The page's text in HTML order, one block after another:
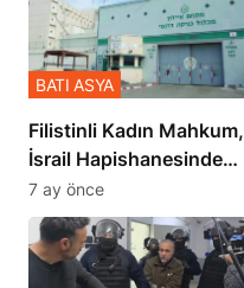
Filistinli Kadın Mahkum,
İsrail Hapishanesindeki
Zulmü Anlattı
BATI ASYA
7 ay önce